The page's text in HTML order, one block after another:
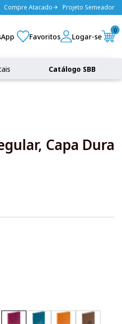
Compre Atacado Projeto Semeador
0
Catálogo SBB
Capa Dura